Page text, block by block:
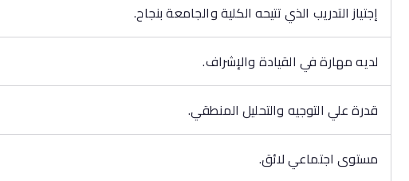
إجتياز التدريب الذي تتيحه الكلية والجامعة بنجاح.
لديه مهارة في القيادة والإشراف.
قدرة علي التوجيه والتحليل المنطقي.
مستوى اجتماعي لائق.